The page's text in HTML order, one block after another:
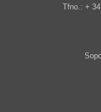
Tfno.: +